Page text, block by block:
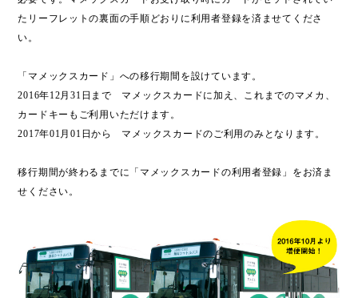
たリーフレットの裏面の手順どおりに利用者登録を済ませてくださ
い。
「マメックスカード」への移行期間を設けています。
2016年12月31日まで マメックスカードに加え、これまでのマメカ、
カードキーもご利用いただけます。
2017年01月01日から マメックスカードのご利用のみとなります。
移行期間が終わるまでに「マメックスカードの利用者登録」をお済ま
せください。